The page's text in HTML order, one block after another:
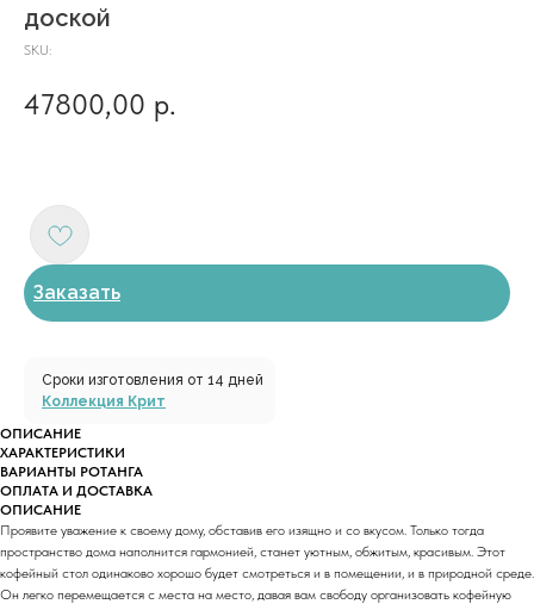
доской
SKU:
47800,00 р.
Заказать
Сроки изготовления от 14 дней
Коллекция Крит
ОПИСАНИЕ
ХАРАКТЕРИСТИКИ
ВАРИАНТЫ РОТАНГА
ОПЛАТА И ДОСТАВКА
ОПИСАНИЕ
Проявите уважение к своему дому, обставив его изящно и со вкусом. Только тогда
пространство дома наполнится гармонией, станет уютным, обжитым, красивым. Этот
кофейный стол одинаково хорошо будет смотреться и в помещении, и в природной среде.
Он легко перемещается с места на место, давая вам свободу организовать кофейную